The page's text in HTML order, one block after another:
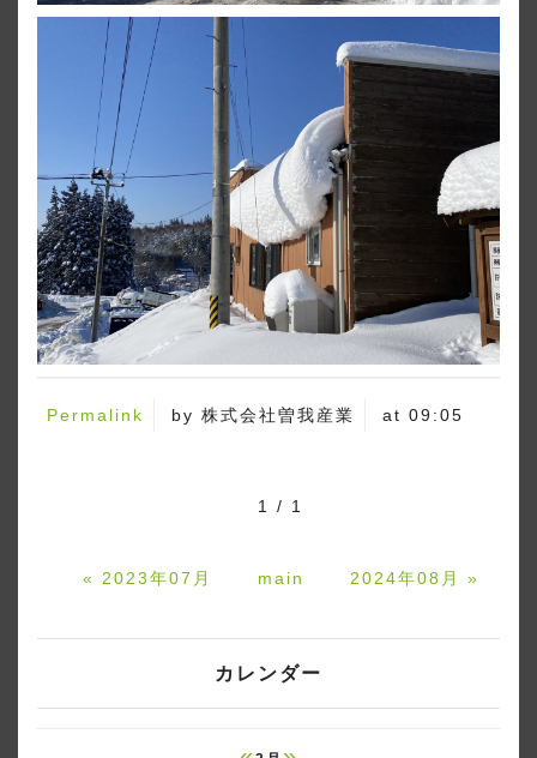
Permalink by 株式会社曽我産業 at 09:05
1 / 1
« 2023年07月 main 2024年08月 »
カレンダー